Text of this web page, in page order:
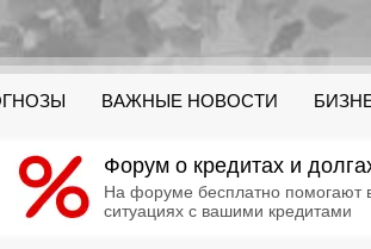
ВАЖНЫЕ НОВОСТИ
Форум о кредитах и
На форуме бесплатно помогают
ситуациях с вашими кредитами